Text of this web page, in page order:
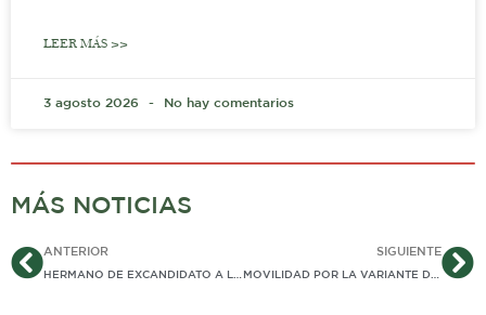
LEER MÁS >>
3 agosto 2026 No hay comentarios
MÁS NOTICIAS
AntANTERIOR
HERMANO DE EXCANDIDATO A LA ALCALDÍA DE TRINIDAD, MURIÓ EN FATAL ACCIDENTE ENTRE PORE Y PAZ DE ARIPORO
SIGUIENTE
MOVILIDAD POR LA VARIANTE DEL K18+000 EN LA VÍA VILLAVO A BOGOTÁ, SERÁ ALTERNADA, GRADUAL Y PAULATINA DESDE HOY